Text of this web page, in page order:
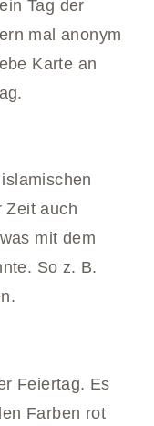
Tag der
mal anonym
Karte an
Zeit auch
mit dem
So z. B.
Feiertag. Es
Farben rot